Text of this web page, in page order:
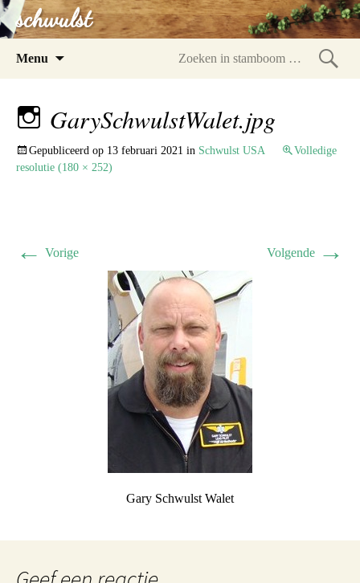
schwulst
Menu
GarySchwulstWalet.jpg
Gepubliceerd op 13 februari 2021 in Schwulst USA
Volledige
resolutie (180 × 252)
← Vorige Volgende →
Gary Schwulst Walet